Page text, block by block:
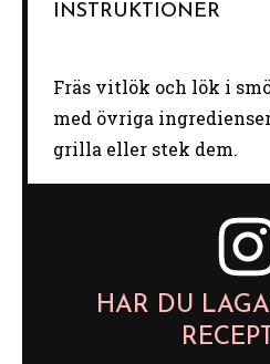
INSTRUKTIONER
Fräs vitlök och lök i
med övriga
grilla eller stek dem.
HAR DU